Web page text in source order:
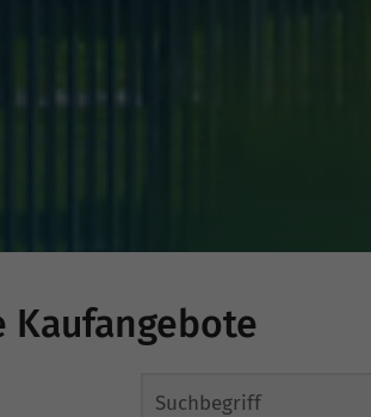
Kaufangebote